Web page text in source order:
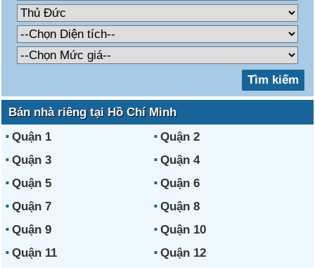
Bán nhà riêng tại Hồ Chí Minh
Quận 1
Quận 2
Quận 3
Quận 4
Quận 5
Quận 6
Quận 7
Quận 8
Quận 9
Quận 10
Quận 11
Quận 12